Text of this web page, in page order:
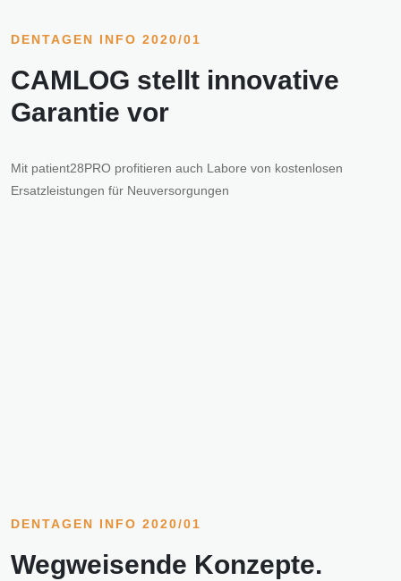
DENTAGEN INFO 2020/01
CAMLOG stellt innovative
Garantie vor
Mit patient28PRO profitieren auch Labore von kostenlosen
Ersatzleistungen für Neuversorgungen
DENTAGEN INFO 2020/01
Wegweisende Konzepte.